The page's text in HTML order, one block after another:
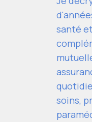
santé
soins,